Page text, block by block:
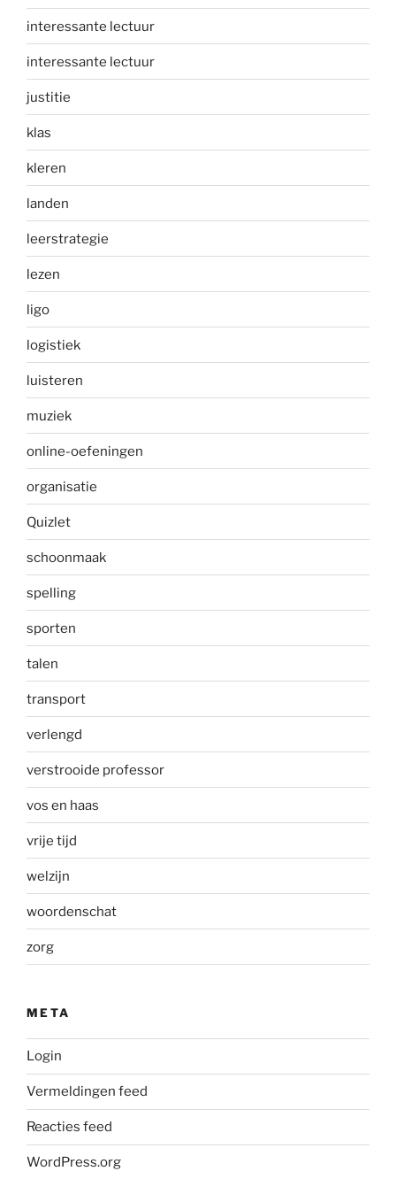
interessante lectuur
interessante lectuur
justitie
klas
kleren
landen
leerstrategie
lezen
ligo
logistiek
luisteren
muziek
online-oefeningen
organisatie
Quizlet
schoonmaak
spelling
sporten
talen
transport
verlengd
verstrooide professor
vos en haas
vrije tijd
welzijn
woordenschat
zorg
META
Login
Vermeldingen feed
Reacties feed
WordPress.org